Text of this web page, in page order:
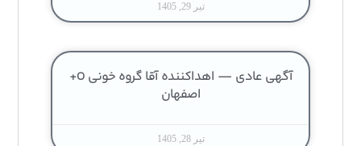
تیر 29, 1405
آگهی عادی — اهداکننده آقا گروه خونی O+
اصفهان
تیر 28, 1405